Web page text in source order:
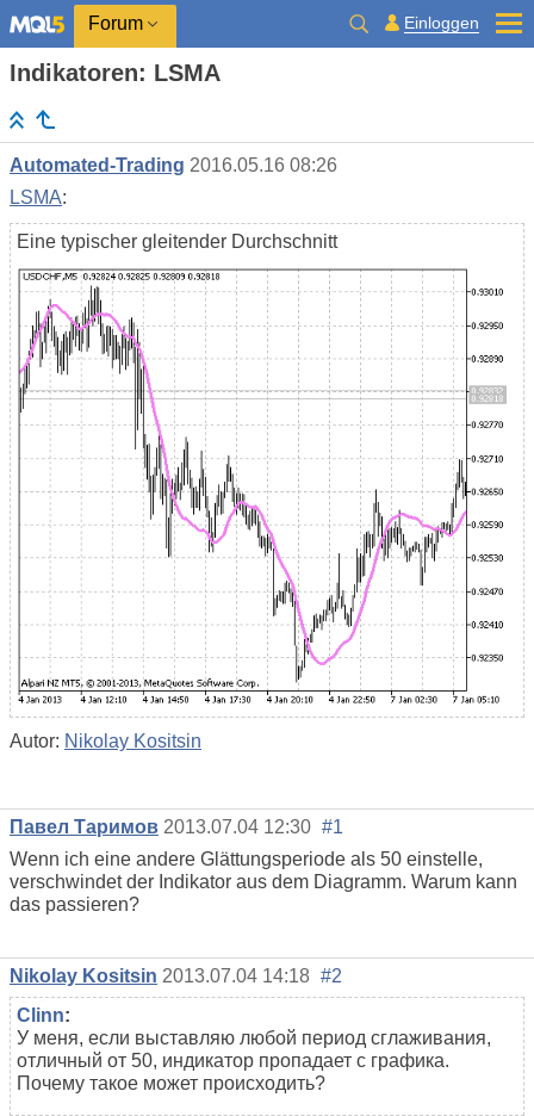
Forum Einloggen
Indikatoren: LSMA
Automated-Trading 2016.05.16 08:26
LSMA:
Eine typischer gleitender Durchschnitt
Autor: Nikolay Kositsin
Павел Таримов 2013.07.04 12:30 #1
Wenn ich eine andere Glättungsperiode als 50 einstelle,
verschwindet der Indikator aus dem Diagramm. Warum kann
das passieren?
Nikolay Kositsin 2013.07.04 14:18 #2
Clinn:
У меня, если выставляю любой период сглаживания,
отличный от 50, индикатор пропадает с графика.
Почему такое может происходить?